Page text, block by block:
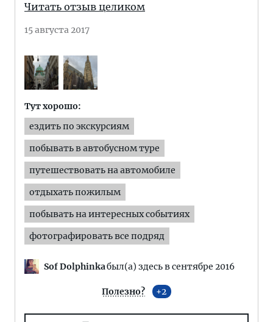
Читать отзыв целиком
15 августа 2017
Тут хорошо:
ездить по экскурсиям
побывать в автобусном туре
путешествовать на автомобиле
отдыхать пожилым
побывать на интересных событиях
фотографировать все подряд
Sof Dolphinkaбыл(а) здесь в сентябре 2016
Полезно? 2